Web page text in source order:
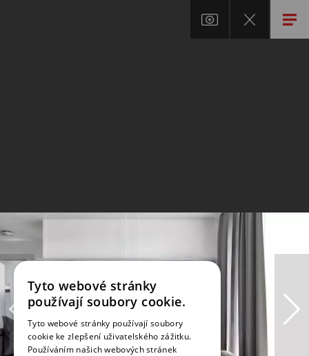
Tyto webové stránky
používají soubory cookie.
Tyto webové stránky používají soubory
cookie ke zlepšení uživatelského zážitku.
Používáním našich webových stránek